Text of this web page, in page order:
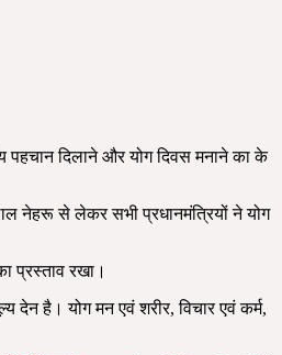
पहचान दिलाने और योग दिवस मनाने का के
नेहरू से लेकर सभी प्रधानमंत्रियों ने योग
प्रस्ताव रखा।
देन है। योग मन एवं शरीर, विचार एवं कर्म,